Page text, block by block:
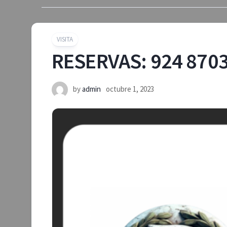
VISITA
RESERVAS: 924
byadmin octubre 1, 2023